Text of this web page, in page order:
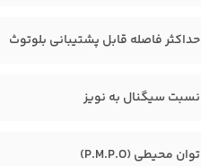
حداکثر فاصله قابل پشتیبانی بلوتوث
نسبت سیگنال به نویز
توان محیطی (P.M.P.O)